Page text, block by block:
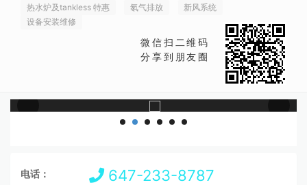
热水炉及tankless 特惠 氡气排放
新风系统
设备安装维修
微信扫二维码
分享到朋友圈
电话： 647-233-8787